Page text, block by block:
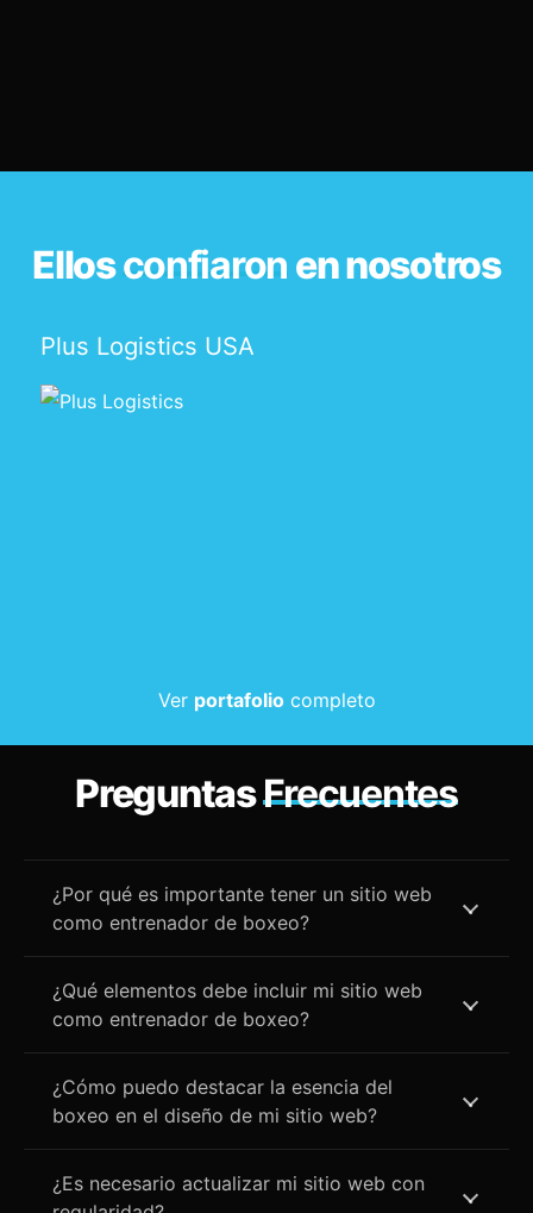
Ellosconfiaron en nosotros
Plus Logistics USA
Ver portafoliocompleto
PreguntasFrecuentes
¿Por qué es importante tener un sitio web
como entrenador de boxeo?
¿Qué elementos debe incluir mi sitio web
como entrenador de boxeo?
¿Cómo puedo destacar la esencia del
boxeo en el diseño de mi sitio web?
¿Es necesario actualizar mi sitio web con